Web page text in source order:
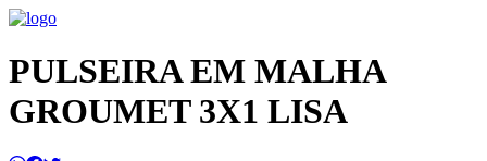
PULSEIRA EM MALHA
GROUMET 3X1 LISA